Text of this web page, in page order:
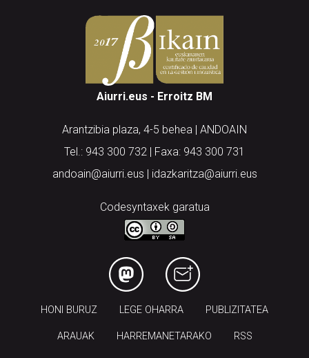
Aiurri.eus - Erroitz BM
Arantzibia plaza, 4-5 behea | ANDOAIN
Tel.: 943 300 732 | Faxa: 943 300 731
andoain@aiurri.eus | idazkaritza@aiurri.eus
Codesyntaxek garatua
HONI BURUZ LEGE OHARRA PUBLIZITATEA
ARAUAK HARREMANETARAKO RSS